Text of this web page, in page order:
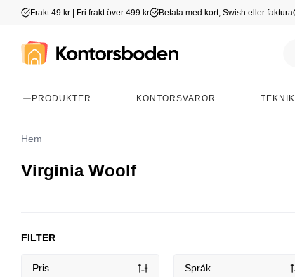
Frakt 49 kr | Fri frakt över 499 kr Betala med kort, Swish eller faktura
PRODUKTER KONTORSVAROR TEKNIK
Hem
Virginia Woolf
FILTER
Pris Språk